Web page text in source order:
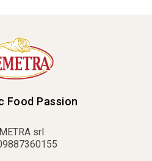
Food Passion
srl